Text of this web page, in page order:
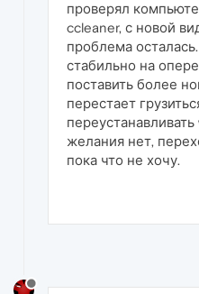
проверял
ccleaner, с новой
проблема
стабильно на
поставить более
перестает
переустанавливать
желания нет,
пока что не хочу.